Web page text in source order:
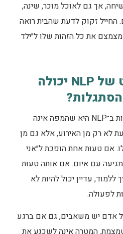
אך גם לאוכל מוכר, שינה,
החייל זקוק לדעת שהבית רואה
את כל הזהות שלו ל״ילד
איך נקודת המבט של NLP יכולה
אחת מהנחות היסוד המרכזיות ב־NLP היא שהמפה אינה
לא רק מן האירוע, אלא גם מן
אם טעות אחת הופכת ל״אני
עם איום. אם אותה טעות
עדיין יכול להיות לא
לפעולה.
אדם יש משאבים, גם אם ברגע
המטרה אינה לשכנע את